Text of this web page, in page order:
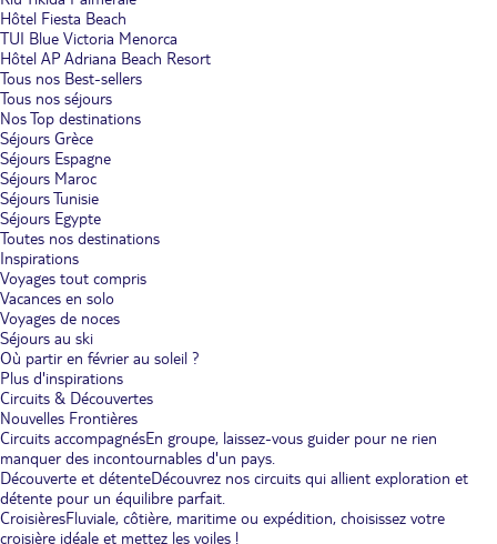
Hôtel Fiesta Beach
TUI Blue Victoria Menorca
Hôtel AP Adriana Beach Resort
Tous nos Best-sellers
Tous nos séjours
Nos Top destinations
Séjours Grèce
Séjours Espagne
Séjours Maroc
Séjours Tunisie
Séjours Egypte
Toutes nos destinations
Inspirations
Voyages tout compris
Vacances en solo
Voyages de noces
Séjours au ski
Où partir en février au soleil ?
Plus d'inspirations
Circuits & Découvertes
Nouvelles Frontières
Circuits accompagnésEn groupe, laissez-vous guider pour ne rien
manquer des incontournables d'un pays.
Découverte et détenteDécouvrez nos circuits qui allient exploration et
détente pour un équilibre parfait.
CroisièresFluviale, côtière, maritime ou expédition, choisissez votre
croisière idéale et mettez les voiles !